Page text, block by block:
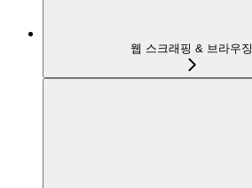
웹 스크래핑 & 브라우징